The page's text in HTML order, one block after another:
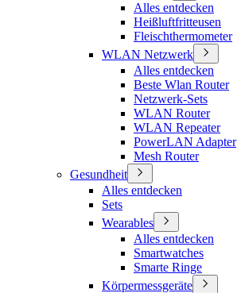
Alles entdecken
Heißluftfritteusen
Fleischthermometer
WLAN Netzwerk
Alles entdecken
Beste Wlan Router
Netzwerk-Sets
WLAN Router
WLAN Repeater
PowerLAN Adapter
Mesh Router
Gesundheit
Alles entdecken
Sets
Wearables
Alles entdecken
Smartwatches
Smarte Ringe
Körpermessgeräte